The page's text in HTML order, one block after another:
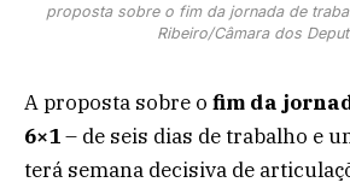
proposta sobre o fim da jornada de
Ribeiro/Câmara dos
A proposta sobre o fim da
6×1– de seis dias de trabalho e
terá semana decisiva de